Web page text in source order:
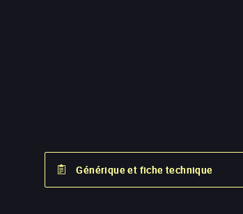
Générique et fiche technique